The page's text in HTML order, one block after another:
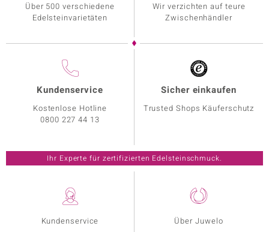
Kundenservice
Über Juwelo
Über 500 verschiedene
Edelsteinvarietäten
Wir verzichten auf teure
Zwischenhändler
Kundenservice
Kostenlose Hotline
0800 227 44 13
Sicher einkaufen
Trusted Shops Käuferschutz
Ihr Experte für zertifizierten Edelsteinschmuck.